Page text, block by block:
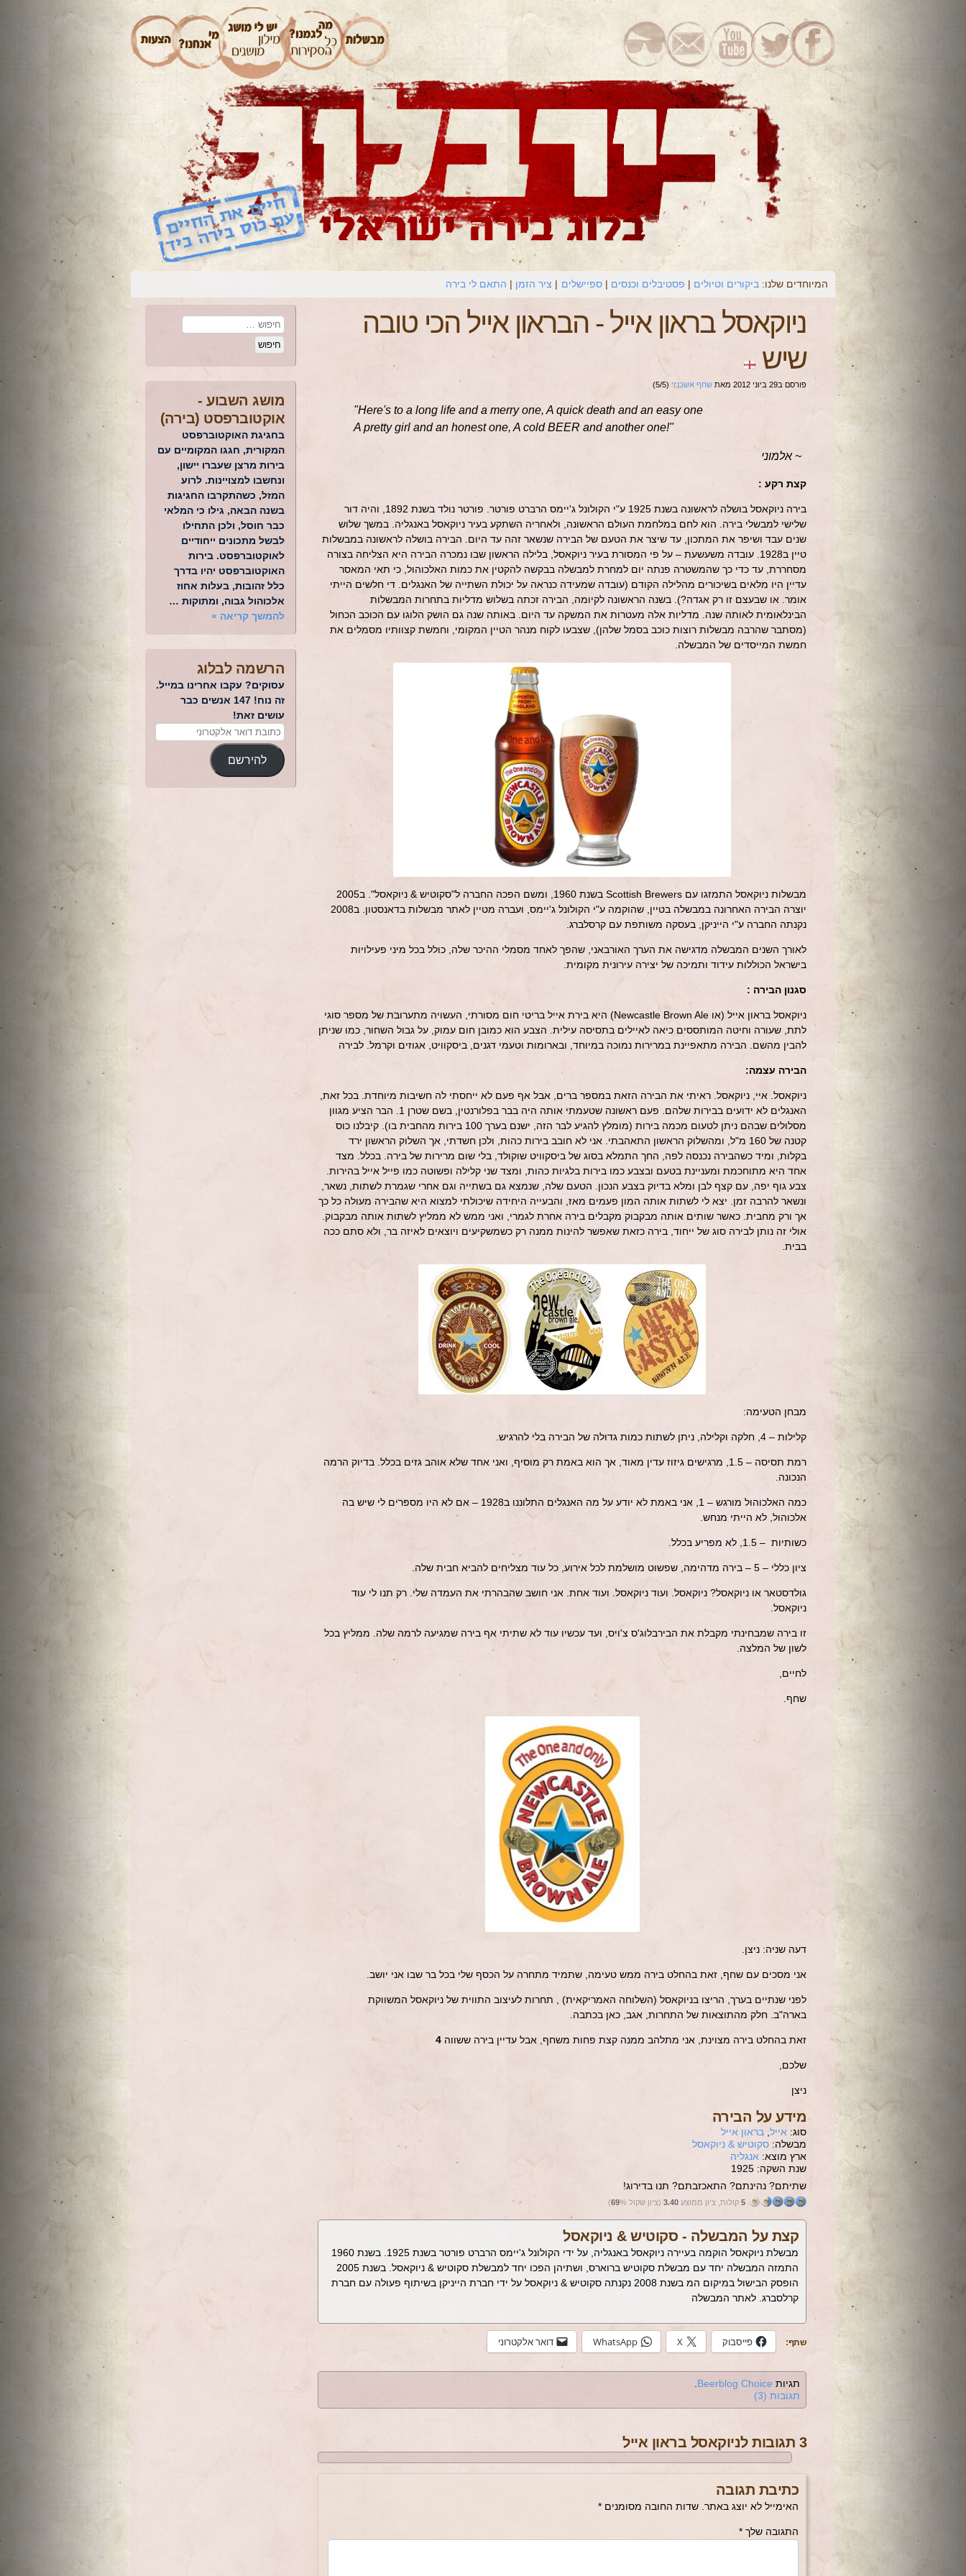
המיוחדים שלנו: ביקורים וטיולים פסטיבלים וכנסים ספיישלים ציר הזמן התאם לי בירה
ניוקאסל בראון אייל - הבראון אייל הכי טובה
שיש
פורסם ב29 ביוני 2012 מאת שחף אשכנזי (
5/5
)
"Here's to a long life and a merry one, A quick death and an easy one
A pretty girl and an honest one, A cold BEER and another one!"
~ אלמוני
קצת רקע :
בירה ניוקאסל בושלה לראשונה בשנת 1925 ע"י הקולונל ג'יימס הרברט פורטר. פורטר נולד בשנת 1892, והיה דור
שלישי למבשלי בירה. הוא לחם במלחמת העולם הראשונה, ולאחריה השתקע בעיר ניוקאסל באנגליה. במשך שלוש
שנים עבד ושיפר את המתכון, עד שיצר את הטעם של הבירה שנשאר זהה עד היום. הבירה בושלה לראשונה במבשלות
טיין ב1928. עובדה משעשעת – על פי המסורת בעיר ניוקאסל, בלילה הראשון שבו נמכרה הבירה היא הצליחה בצורה
מסחררת, עד כדי כך שהמשטרה פנתה יום למחרת למבשלה בבקשה להקטין את כמות האלכוהול, כי תאי המאסר
עדיין היו מלאים בשיכורים מהלילה הקודם (עובדה שמעידה כנראה על יכולת השתייה של האנגלים. די חלשים הייתי
אומר. או שבעצם זו רק אגדה?). בשנה הראשונה לקיומה, הבירה זכתה בשלוש מדליות בתחרות המבשלות
הבינלאומית לאותה שנה. מדליות אלה מעטרות את המשקה עד היום. באותה שנה גם הושק הלוגו עם הכוכב הכחול
(מסתבר שהרבה מבשלות רוצות כוכב בסמל שלהן), שצבעו לקוח מנהר הטיין המקומי, וחמשת קצוותיו מסמלים את
חמשת המייסדים של המבשלה.
מבשלות ניוקאסל התמזגו עם Scottish Brewers בשנת 1960, ומשם הפכה החברה ל"סקוטיש & ניוקאסל". ב2005
יוצרה הבירה האחרונה במבשלה בטיין, שהוקמה ע"י הקולונל ג'יימס, ועברה מטיין לאתר מבשלות בדאנסטון. ב2008
נקנתה החברה ע"י הייניקן, בעסקה משותפת עם קרסלברג.
לאורך השנים המבשלה מדגישה את הערך האורבאני, שהפך לאחד מסמלי ההיכר שלה, כולל בכל מיני פעילויות
בישראל הכוללות עידוד ותמיכה של יצירה עירונית מקומית.
סגנון הבירה :
ניוקאסל בראון אייל (או Newcastle Brown Ale) היא בירת אייל בריטי חום מסורתי, העשויה מתערובת של מספר סוגי
לתת, שעורה וחיטה המותססים כיאה לאיילים בתסיסה עילית. הצבע הוא כמובן חום עמוק, על גבול השחור, כמו שניתן
להבין מהשם. הבירה מתאפיינת במרירות נמוכה במיוחד, ובארומות וטעמי דגנים, ביסקוויט, אגוזים וקרמל. לבירה
הבירה עצמה:
ניוקאסל. איי, ניוקאסל. ראיתי את הבירה הזאת במספר ברים, אבל אף פעם לא ייחסתי לה חשיבות מיוחדת. בכל זאת,
האנגלים לא ידועים בבירות שלהם. פעם ראשונה שטעמתי אותה היה בבר בפלורנטין, בשם שטרן 1. הבר הציע מגוון
מסלולים שבהם ניתן לטעום מכמה בירות (מומלץ להגיע לבר הזה, ישנם בערך 100 בירות מהחבית בו). קיבלנו כוס
קטנה של 160 מ"ל, ומהשלוק הראשון התאהבתי. אני לא חובב בירות כהות, ולכן חשדתי, אך השלוק הראשון ירד
בקלות, ומיד כשהבירה נכנסה לפה, החך התמלא בסוג של ביסקוויט שוקולד, בלי שום מרירות של בירה. בכלל. מצד
אחד היא מתוחכמת ומעניינת בטעם ובצבע כמו בירות בלגיות כהות, ומצד שני קלילה ופשוטה כמו פייל אייל בהירות.
צבע גוף יפה, עם קצף לבן ומלא בדיוק בצבע הנכון. הטעם שלה, שנמצא גם בשתייה וגם אחרי שגמרת לשתות, נשאר,
ונשאר להרבה זמן. יצא לי לשתות אותה המון פעמים מאז, והבעייה היחידה שיכולתי למצוא היא שהבירה מעולה כל כך
אך ורק מחבית. כאשר שותים אותה מבקבוק מקבלים בירה אחרת לגמרי, ואני ממש לא ממליץ לשתות אותה מבקבוק.
אולי זה נותן לבירה סוג של ייחוד, בירה כזאת שאפשר להינות ממנה רק כשמשקיעים ויוצאים לאיזה בר, ולא סתם ככה
בבית.
מבחן הטעימה:
קלילות – 4, חלקה וקלילה, ניתן לשתות כמות גדולה של הבירה בלי להרגיש.
רמת תסיסה – 1.5, מרגישים גיזוז עדין מאוד, אך הוא באמת רק מוסיף, ואני אחד שלא אוהב גזים בכלל. בדיוק הרמה
הנכונה.
כמה האלכוהול מורגש – 1, אני באמת לא יודע על מה האנגלים התלוננו ב1928 – אם לא היו מספרים לי שיש בה
אלכוהול, לא הייתי מנחש.
כשותיות – 1.5, לא מפריע בכלל.
ציון כללי – 5 – בירה מדהימה, שפשוט מושלמת לכל אירוע, כל עוד מצליחים להביא חבית שלה.
גולדסטאר או ניוקאסל? ניוקאסל. ועוד ניוקאסל. ועוד אחת. אני חושב שהבהרתי את העמדה שלי. רק תנו לי עוד
ניוקאסל.
זו בירה שמבחינתי מקבלת את הבירבלוג'ס צ'ויס, ועד עכשיו עוד לא שתיתי אף בירה שמגיעה לרמה שלה. ממליץ בכל
לשון של המלצה.
לחיים,
שחף.
דעה שניה: ניצן.
אני מסכים עם שחף, זאת בהחלט בירה ממש טעימה, שתמיד מתחרה על הכסף שלי בכל בר שבו אני יושב.
לפני שנתיים בערך, הריצו בניוקאסל (השלוחה האמריקאית) , תחרות לעיצוב התווית של ניוקאסל המשווקת
בארה"ב. חלק מהתוצאות של התחרות, אגב, כאן בכתבה.
זאת בהחלט בירה מצוינת, אני מתלהב ממנה קצת פחות משחף, אבל עדיין בירה ששווה 4
שלכם,
ניצן
מידע על הבירה
סוג: אייל בראון אייל
מבשלה: סקוטיש & ניוקאסל
ארץ מוצא: אנגליה
שנת השקה: 1925
שתיתם? נהינתם? התאכזבתם? תנו בדירוג!
5 קולות, ציון ממוצע 3.40 (ציון שקול 69%)
קצת על המבשלה - סקוטיש & ניוקאסל
מבשלת ניוקאסל הוקמה בעיירה ניוקאסל באנגליה, על ידי הקולונל ג'יימס הרברט פורטר בשנת 1925. בשנת 1960
התמזה המבשלה יחד עם מבשלת סקוטיש ברוארס, ושתיהן הפכו יחד למבשלת סקוטיש & ניוקאסל. בשנת 2005
הופסק הבישול במיקום המ בשנת 2008 נקנתה סקוטיש & ניוקאסל על ידי חברת הייניקן בשיתוף פעולה עם חברת
קרלסברג. לאתר המבשלה
שתף: פייסבוק X
WhatsApp דואר אלקטרוני
תגיות Beerblog Choice
תגובות (3)
3 תגובות לניוקאסל בראון אייל
כתיבת תגובה
האימייל לא יוצג באתר. שדות החובה מסומנים *
התגובה שלך *
מושג השבוע -
אוקטוברפסט (בירה)
בחגיגת האוקטוברפסט
המקורית, חגגו המקומיים עם
בירות מרצן שעברו יישון,
ונחשבו למצויינות. לרוע
המזל, כשהתקרבו החגיגות
בשנה הבאה, גילו כי המלאי
כבר חוסל, ולכן התחילו
לבשל מתכונים ייחודיים
לאוקטוברפסט. בירות
האוקטוברפסט יהיו בדרך
כלל זהובות, בעלות אחוז
אלכוהול גבוה, ומתוקות …
להמשך קריאה »
הרשמה לבלוג
עסוקים? עקבו אחרינו במייל.
זה נוח! 147 אנשים כבר
עושים זאת!
להירשם